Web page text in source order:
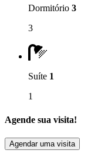
Dormitório 3
3
Suíte 1
1
Agende sua visita!
Agendar uma visita